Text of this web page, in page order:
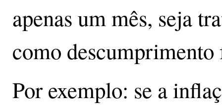
apenas um mês, seja
como
Por exemplo: se a